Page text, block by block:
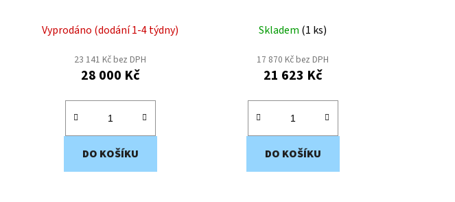
Vyprodáno (dodání 1-4 týdny)
23 141 Kč bez DPH
28 000 Kč
DO KOŠÍKU
Skladem (1 ks)
17 870 Kč bez DPH
21 623 Kč
DO KOŠÍKU